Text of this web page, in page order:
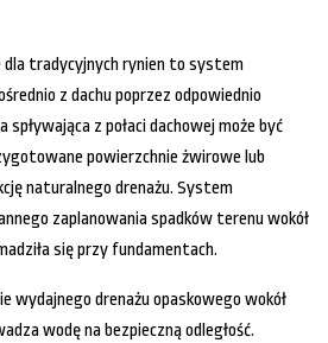
tradycyjnych rynien to system
z dachu poprzez odpowiednio
z połaci dachowej może być
powierzchnie żwirowe lub
naturalnego drenażu. System
zaplanowania spadków terenu wokół
się przy fundamentach.
wydajnego drenażu opaskowego wokół
wodę na bezpieczną odległość.